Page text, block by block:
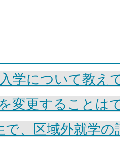
学について教え
変更することは
で、区域外就学